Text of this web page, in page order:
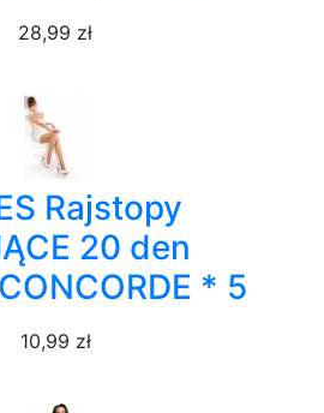
28,99 zł
Rajstopy
20 den
* 5
10,99 zł